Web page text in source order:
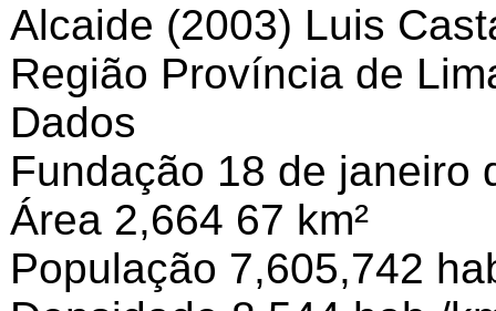
Alcaide (2003) Luis
Região Província de
Dados
Fundação 18 de janeiro
Área 2,664 67 km²
População 7,605,742